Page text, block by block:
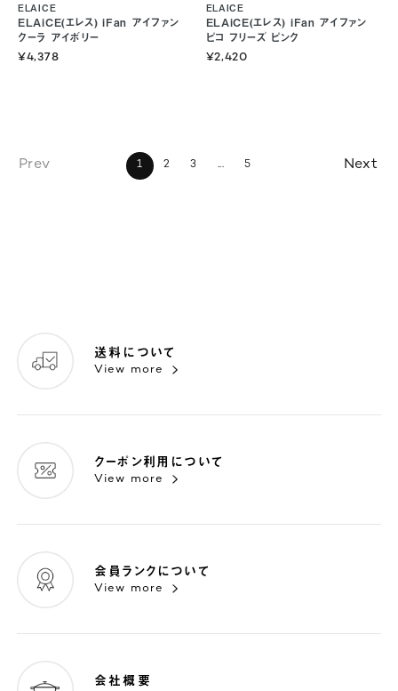
ELAiCE(エレス) iFan アイファン
クーラ アイボリー
ELAICE
¥4,378
ELAiCE(エレス) iFan アイファン
ピコ フリーズ ピンク
ELAICE
¥2,420
1 2 3 ... 5
送料について
View more
クーポン利用について
View more
会員ランクについて
View more
会社概要